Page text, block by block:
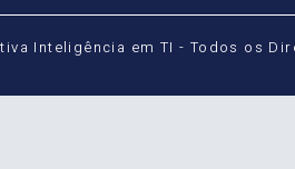
Inteligência em TI - Todos os